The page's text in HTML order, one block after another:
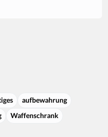
aufbewahrung
Waffenschrank